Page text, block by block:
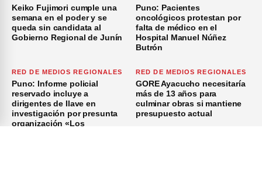
Keiko Fujimori cumple una
semana en el poder y se
queda sin candidata al
Gobierno Regional de Junín
Puno: Pacientes
oncológicos protestan por
falta de médico en el
Hospital Manuel Núñez
Butrón
RED DE MEDIOS REGIONALES
Puno: Informe policial
reservado incluye a
dirigentes de Ilave en
investigación por presunta
organización «Los
RED DE MEDIOS REGIONALES
GORE Ayacucho necesitaría
más de 13 años para
culminar obras si mantiene
presupuesto actual